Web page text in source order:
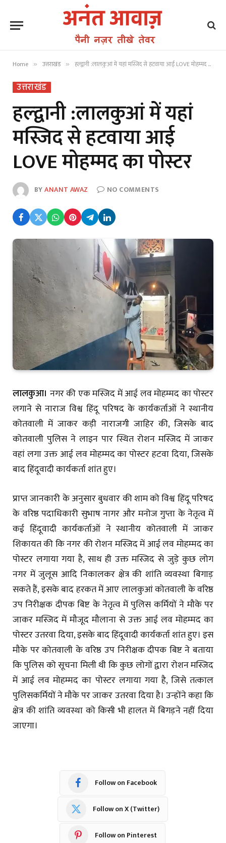
Home » उत्तराखंड » हल्द्वानी :लालकुआं में यहां मस्जिद से हटवाया आई LOVE मोहम्मद का पोस्टर
उत्तराखंड
हल्द्वानी :लालकुआं में यहां
मस्जिद से हटवाया आई
LOVE मोहम्मद का पोस्टर
BYANANT AWAZ NO COMMENTS
लालकुआ। नगर की एक मस्जिद में आई लव मोहम्मद का पोस्टर
लगाने से नाराज विश्व हिंदू परिषद के कार्यकर्ताओं ने स्थानीय
कोतवाली में जाकर कड़ी नाराजगी जाहिर की, जिसके बाद
कोतवाली पुलिस ने लाइन पार स्थित रोशन मस्जिद में जाकर
वहां लगा उक्त आई लव मोहम्मद का पोस्टर हटवा दिया, जिसके
बाद हिंदूवादी कार्यकर्ता शांत हुए।
प्राप्त जानकारी के अनुसार बुधवार की शाम को विश्व हिंदू परिषद
के वरिष्ठ पदाधिकारी सुभाष नागर और मनोज गुप्ता के नेतृत्व में
कई हिंदूवादी कार्यकर्ताओं ने स्थानीय कोतवाली में जाकर
शिकायत की कि नगर की रोशन मस्जिद में आई लव मोहम्मद का
पोस्टर लगाया गया है, साथ ही उक्त मस्जिद से जुड़े कुछ लोग
नगर में जुलूस आदि निकालकर क्षेत्र की शांति व्यवस्था बिगाड़
सकते हैं, इसके बाद हरकत में आए लालकुआं कोतवाली के वरिष्ठ
उप निरीक्षक दीपक बिष्ट के नेतृत्व में पुलिस कर्मियों ने मौके पर
जाकर मस्जिद में मौजूद मौलाना से उक्त आई लव मोहम्मद का
पोस्टर उतरवा दिया, इसके बाद हिंदूवादी कार्यकर्ता शांत हुए। इस
मौके पर कोतवाली के वरिष्ठ उप निरीक्षक दीपक बिष्ट ने बताया
कि पुलिस को सूचना मिली थी कि कुछ लोगों द्वारा रोशन मस्जिद
में आई लव मोहम्मद का पोस्टर लगाया गया है, जिसे तत्काल
पुलिसकर्मियों ने मौके पर जाकर उतरवा दिया है। उन्होंने कहा कि
क्षेत्र की शांति व्यवस्था को किसी भी हालत में बिगड़ने नहीं दिया
जाएगा।
Follow on Facebook
Follow on X (Twitter)
Follow on Pinterest